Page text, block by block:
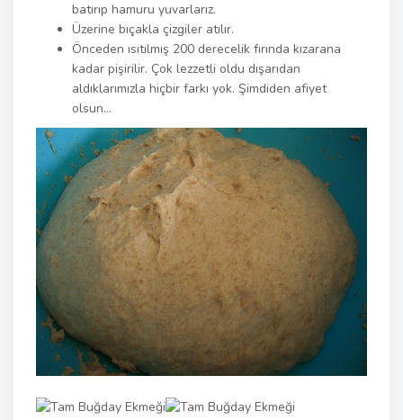
batırıp hamuru yuvarlarız.
Üzerine bıçakla çizgiler atılır.
Önceden ısıtılmış 200 derecelik fırında kızarana
kadar pişirilir. Çok lezzetli oldu dışarıdan
aldıklarımızla hiçbir farkı yok. Şimdiden afiyet
olsun…